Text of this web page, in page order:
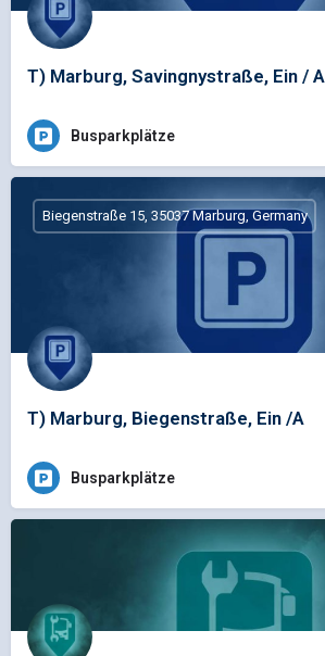
T) Marburg, Savingnystraße, Ein / A
Busparkplätze
T) Marburg, Biegenstraße, Ein /A
Biegenstraße 15, 35037 Marburg, Germany
Busparkplätze